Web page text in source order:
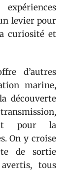
levier pour
curiosité et
d’autres
marine,
découverte
pour la
On y croise
de sortie
tous